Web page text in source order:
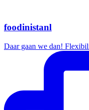
foodinistanl
Daar gaan we dan!